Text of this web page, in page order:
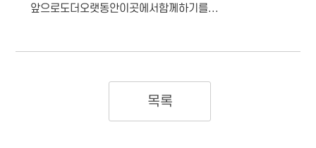
앞으로도더오랫동안이곳에서함께하기를...
목록